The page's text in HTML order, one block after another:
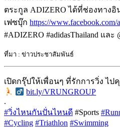
ตระกูล ADIZERO ได้ที่ช่องทางอิ
เฟซบุ๊ก https://www.facebook.com/
#ADIZERO #adidasThailand และ
ที่มา : ข่าวประชาสัมพันธ์
เปิดกรุ๊ปให้เพื่อนๆ ที่รักการวิ่ง ไป
bit.ly/VRUNGROUP
.
#วิ่งไหนกันปั่นไหนดี #Sports
#Cycling #Triathlon #Swimming